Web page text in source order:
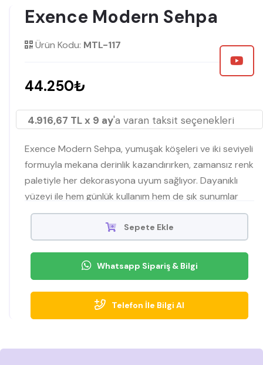
Exence Modern Sehpa
Ürün Kodu: MTL-117
44.250₺
4.916,67 TL x 9 ay'a varan taksit seçenekleri
Exence Modern Sehpa, yumuşak köşeleri ve iki seviyeli
formuyla mekana derinlik kazandırırken, zamansız renk
paletiyle her dekorasyona uyum sağlıyor. Dayanıklı
yüzeyi ile hem günlük kullanım hem de şık sunumlar
için ideal.
Sepete Ekle
Whatsapp Sipariş & Bilgi
Telefon İle Bilgi Al